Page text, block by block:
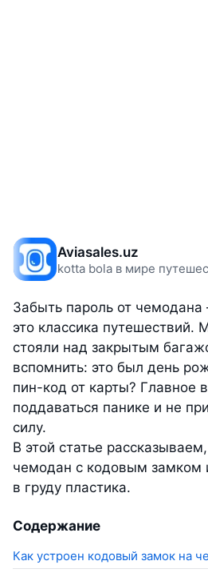
Aviasales.uz
kotta bola в мире
Забыть пароль от
это классика путешествий.
стояли над закрытым
вспомнить: это был день
пин-код от карты? Главное
поддаваться панике и не
силу.
В этой статье
чемодан с кодовым замком
в груду пластика.
Содержание
Как устроен кодовый замок на